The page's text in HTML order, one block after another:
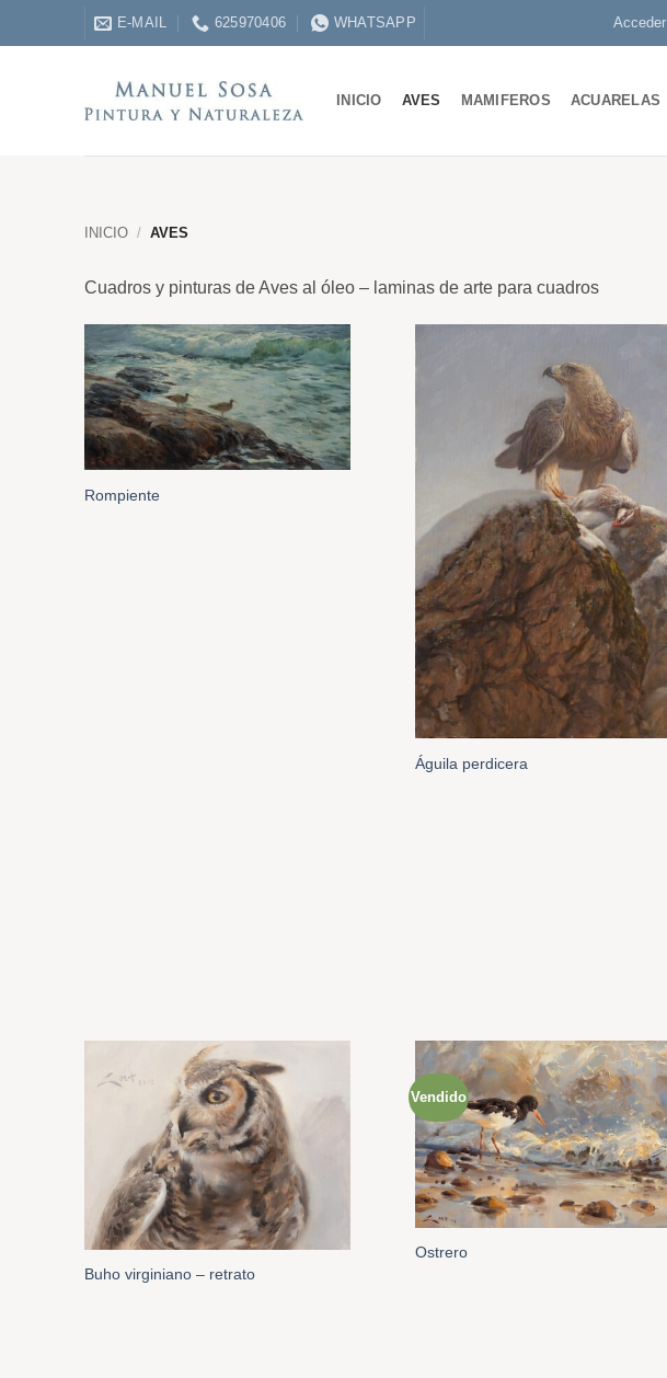
E-MAIL 625970406 WHATSAPP Acceder
INICIO AVES MAMIFEROS ACUARELAS
INICIO / AVES
Cuadros y pinturas de Aves al óleo – laminas de arte para cuadros
Rompiente
Águila perdicera
Buho virginiano – retrato
Vendido
Ostrero